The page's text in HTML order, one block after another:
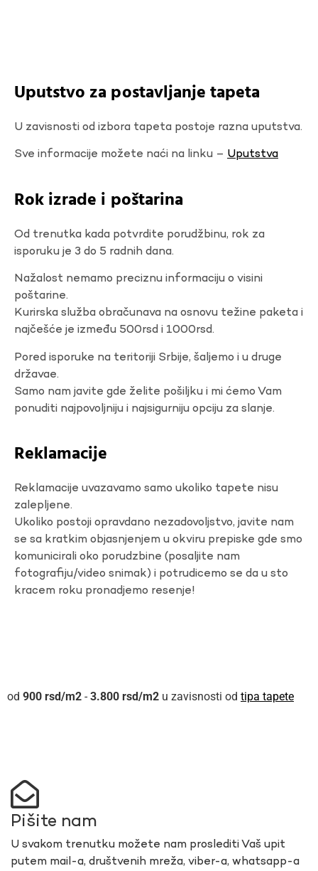
Uputstvo za postavljanje tapeta
U zavisnosti od izbora tapeta postoje razna uputstva.
Sve informacije možete naći na linku – Uputstva
Rok izrade i poštarina
Od trenutka kada potvrdite porudžbinu, rok za
isporuku je 3 do 5 radnih dana.
Nažalost nemamo preciznu informaciju o visini
poštarine.
Kurirska služba obračunava na osnovu težine paketa i
najčešće je između 500rsd i 1000rsd.
Pored isporuke na teritoriji Srbije, šaljemo i u druge
državae.
Samo nam javite gde želite pošiljku i mi ćemo Vam
ponuditi najpovoljniju i najsigurniju opciju za slanje.
Reklamacije
Reklamacije uvazavamo samo ukoliko tapete nisu
zalepljene.
Ukoliko postoji opravdano nezadovoljstvo, javite nam
se sa kratkim objasnjenjem u okviru prepiske gde smo
komunicirali oko porudzbine (posaljite nam
fotografiju/video snimak) i potrudicemo se da u sto
kracem roku pronadjemo resenje!
900 rsd - 3.800 rsd u zavisnosti od tipa tapete
Pišite nam
U svakom trenutku možete nam proslediti Vaš upit
putem mail-a, društvenih mreža, viber-a, whatsapp-a